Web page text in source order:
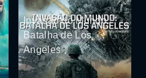
Invasão do Mundo:
Batalha de Los
Angeles